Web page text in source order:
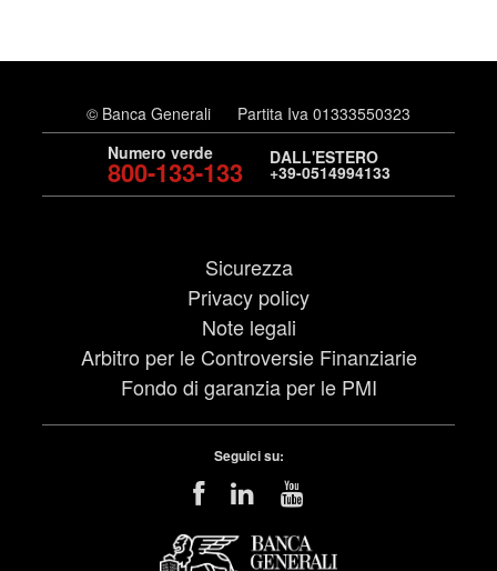
© Banca Generali
Partita Iva 01333550323
Numero verde
800-133-133 DALL'ESTERO
+39-0514994133
Sicurezza
Privacy policy
Note legali
Arbitro per le Controversie Finanziarie
Fondo di garanzia per le PMI
Seguici su: